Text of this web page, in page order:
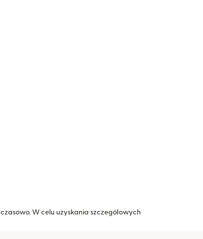
W celu uzyskania szczegółowych